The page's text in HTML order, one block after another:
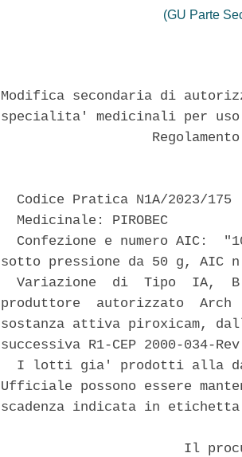
(GU Parte
Modifica secondaria di
specialita' medicinali per uso
  Codice Pratica N1A/2023/175
  Medicinale: PIROBEC
Confezione e numero AIC:
sotto pressione da 50 g, AIC
Variazione  di  Tipo  IA,
produttore  autorizzato
sostanza attiva piroxicam,
successiva R1-CEP 2000-034-
I lotti gia' prodotti alla
Ufficiale possono essere
scadenza indicata in
Il